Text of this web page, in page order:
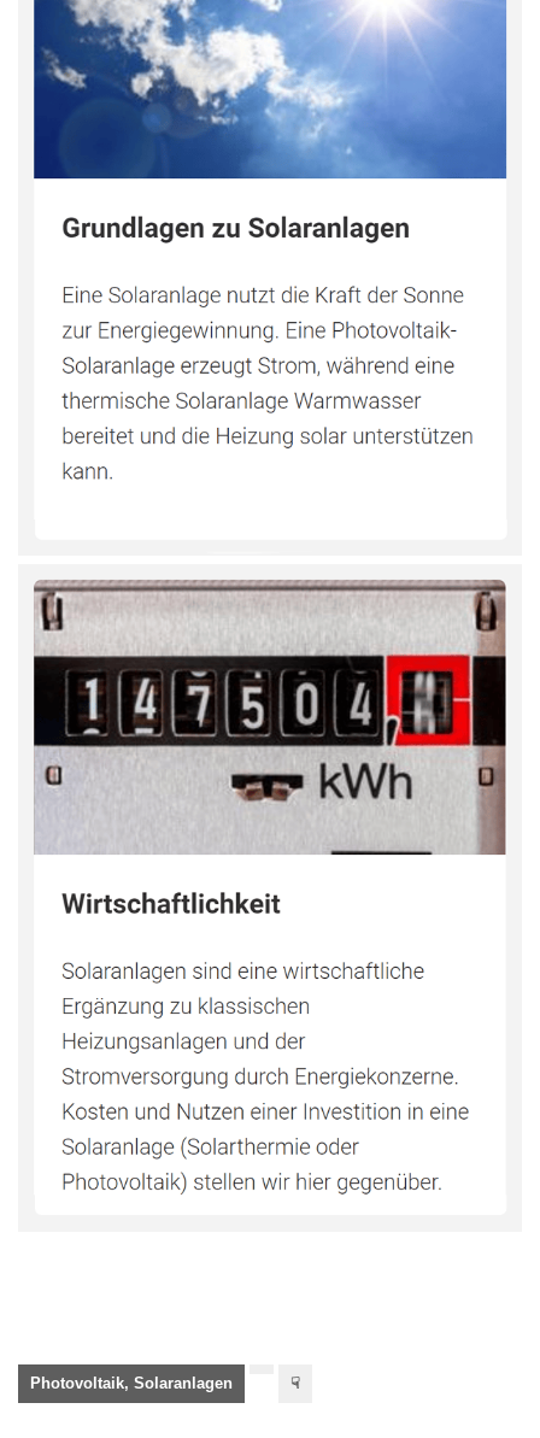
Photovoltaik, Solaranlagen ☟